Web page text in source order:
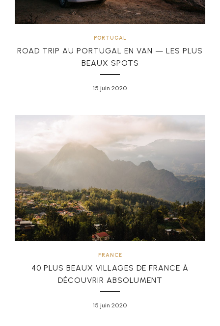
PORTUGAL
ROAD TRIP AU PORTUGAL EN VAN — LES PLUS
BEAUX SPOTS
15 juin 2020
FRANCE
40 PLUS BEAUX VILLAGES DE FRANCE À
DÉCOUVRIR ABSOLUMENT
15 juin 2020